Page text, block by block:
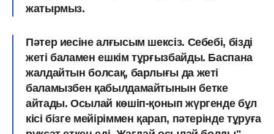
жатырмыз.
Пәтер иесіне алғысым шексіз. Себебі, бізді
жеті баламен ешкім тұрғызбайды. Баспана
жалдайтын болсақ, барлығы да жеті
баламызбен қабылдамайтынын бетке
айтады. Осылай көшіп-қонып жүргенде бұл
кісі бізге мейіріммен қарап, пәтерінде тұруға